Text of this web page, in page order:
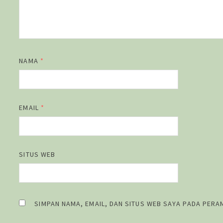
NAMA *
EMAIL *
SITUS WEB
SIMPAN NAMA, EMAIL, DAN SITUS WEB SAYA PADA